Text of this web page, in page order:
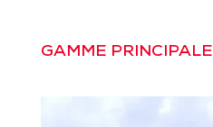
GAMME PRINCIPALE